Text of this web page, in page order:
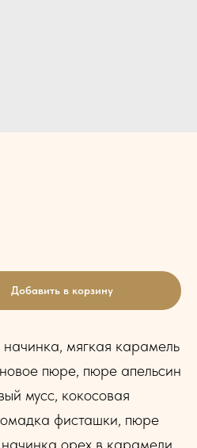
Добавить в корзину
мягкая карамель
пюре, пюре апельсин
мусс, кокосовая
фисташки, пюре
орех в карамели,